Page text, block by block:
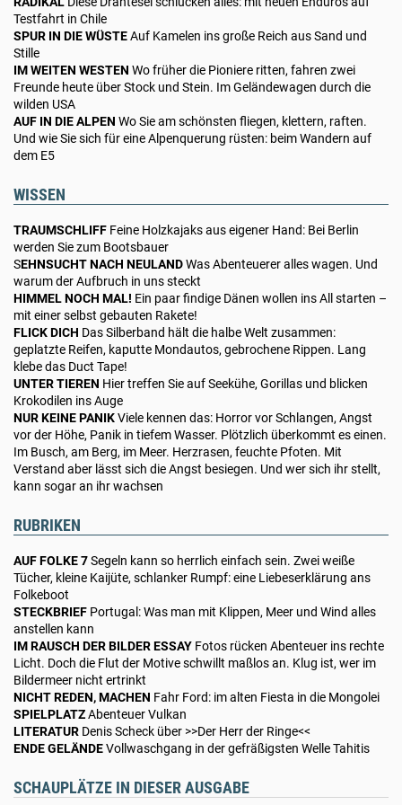
Testfahrt in Chile
SPUR IN DIE WÜSTEAuf Kamelen ins große Reich aus Sand und
Stille
IM WEITEN WESTEN Wo früher die Pioniere ritten, fahren zwei
Freunde heute über Stock und Stein. Im Geländewagen durch die
wilden USA
AUF IN DIE ALPEN Wo Sie am schönsten fliegen, klettern, raften.
Und wie Sie sich für eine Alpenquerung rüsten: beim Wandern auf
dem E5
WISSEN
TRAUMSCHLIFF Feine Holzkajaks aus eigener Hand: Bei Berlin
werden Sie zum Bootsbauer
SEHNSUCHT NACH NEULANDWas Abenteuerer alles wagen. Und
warum der Aufbruch in uns steckt
HIMMEL NOCH MAL! Ein paar findige Dänen wollen ins All starten –
mit einer selbst gebauten Rakete!
FLICK DICH Das Silberband hält die halbe Welt zusammen:
geplatzte Reifen, kaputte Mondautos, gebrochene Rippen. Lang
klebe das Duct Tape!
UNTER TIEREN Hier treffen Sie auf Seekühe, Gorillas und blicken
Krokodilen ins Auge
NUR KEINE PANIKViele kennen das: Horror vor Schlangen, Angst
vor der Höhe, Panik in tiefem Wasser. Plötzlich überkommt es einen.
Im Busch, am Berg, im Meer. Herzrasen, feuchte Pfoten. Mit
Verstand aber lässt sich die Angst besiegen. Und wer sich ihr stellt,
kann sogar an ihr wachsen
RUBRIKEN
AUF FOLKE 7Segeln kann so herrlich einfach sein. Zwei weiße
Tücher, kleine Kaijüte, schlanker Rumpf: eine Liebeserklärung ans
Folkeboot
STECKBRIEF Portugal: Was man mit Klippen, Meer und Wind alles
anstellen kann
IM RAUSCH DER BILDER ESSAY Fotos rücken Abenteuer ins rechte
Licht. Doch die Flut der Motive schwillt maßlos an. Klug ist, wer im
Bildermeer nicht ertrinkt
NICHT REDEN, MACHEN Fahr Ford: im alten Fiesta in die Mongolei
SPIELPLATZAbenteuer Vulkan
LITERATUR Denis Scheck über >>Der Herr der Ringe<<
ENDE GELÄNDEVollwaschgang in der gefräßigsten Welle Tahitis
SCHAUPLÄTZE IN DIESER AUSGABE